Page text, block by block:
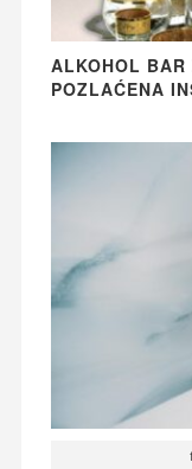
ALKOHOL BAR
POZLAĆENA